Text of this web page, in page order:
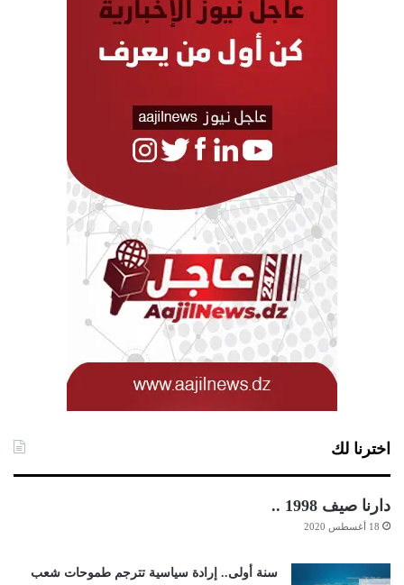
اخترنا لك
دارنا صيف 1998 ..
18 أغسطس 2020
سنة أولى.. إرادة سياسية تترجم طموحات شعب